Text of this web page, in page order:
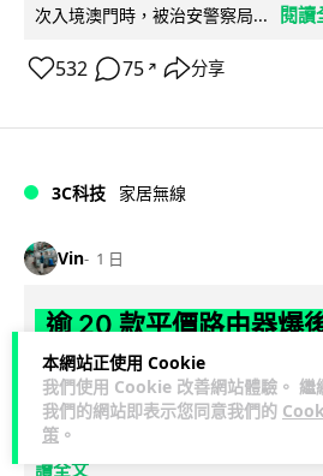
本網站正使用 Cookie
我們使用 Cookie 改善網站體驗。 繼
我們的網站即表示您同意我們的
策 。
次入境澳門時，被治安警察局...
閱讀
532 75 ↗ 分享
3C科技 家居無線
Vin 1 日
逾 20 款平價路由器爆
動連線回中國 全球 10
網絡安全公司 VulnCheck 揭發中國智
的 20 多款路由器內置後門程式「
讀全文